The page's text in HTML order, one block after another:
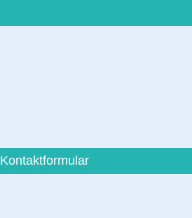
Kontaktformular